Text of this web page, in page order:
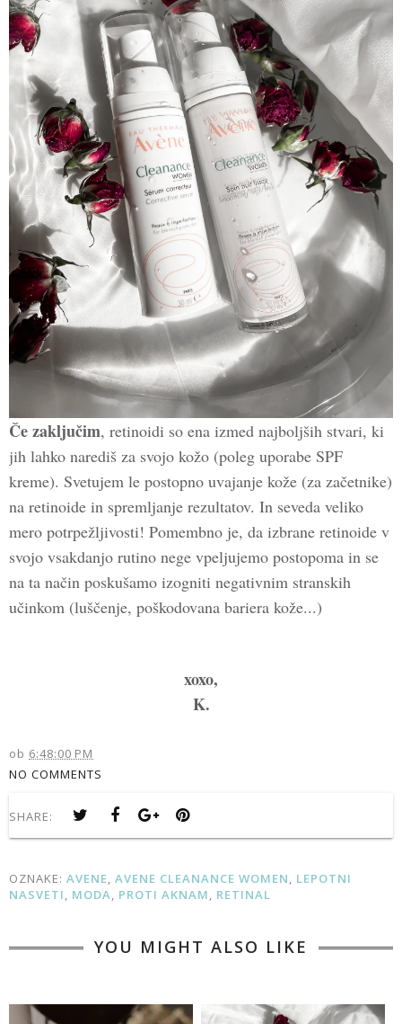
Če zaključim, retinoidi so ena izmed najboljših stvari, ki
jih lahko narediš za svojo kožo (poleg uporabe SPF
kreme). Svetujem le postopno uvajanje kože (za začetnike)
na retinoide in spremljanje rezultatov. In seveda veliko
mero potrpežljivosti! Pomembno je, da izbrane retinoide v
svojo vsakdanjo rutino nege vpeljujemo postopoma in se
na ta način poskušamo izogniti negativnim stranskih
učinkom (luščenje, poškodovana bariera kože...)
xoxo,
K.
ob 6:48:00 PM
NO COMMENTS
SHARE:
OZNAKE: AVENE, AVENE CLEANANCE WOMEN, LEPOTNI
NASVETI, MODA, PROTI AKNAM, RETINAL
YOU MIGHT ALSO LIKE